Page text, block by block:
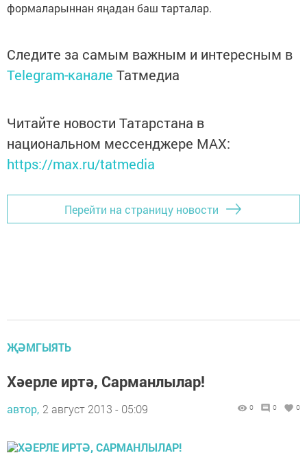
формаларыннан яңадан баш тарталар.
Следите за самым важным и интересным в
Telegram-канале Татмедиа
Читайте новости Татарстана в
национальном мессенджере MАХ:
https://max.ru/tatmedia
Перейти на страницу новости
ҖӘМГЫЯТЬ
Хәерле иртә, Сарманлылар!
автор, 2 август 2013 - 05:09 0 0 0